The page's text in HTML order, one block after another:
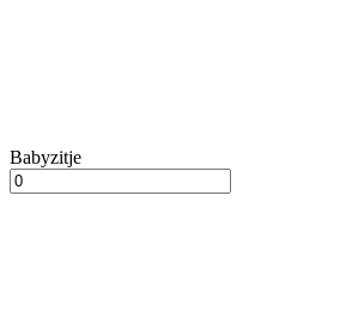
Babyzitje